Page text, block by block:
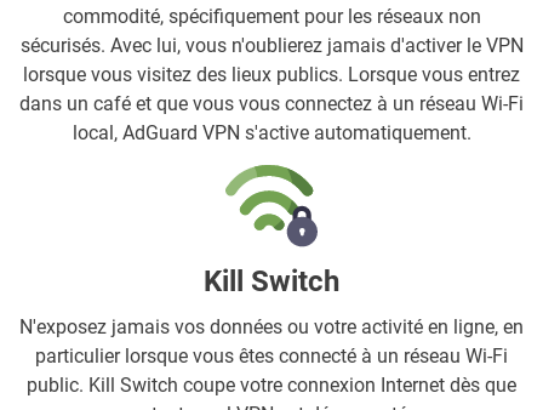
commodité, spécifiquement pour les réseaux non
sécurisés. Avec lui, vous n'oublierez jamais d'activer le VPN
lorsque vous visitez des lieux publics. Lorsque vous entrez
dans un café et que vous vous connectez à un réseau Wi-Fi
local, AdGuard VPN s'active automatiquement.
Kill Switch
N'exposez jamais vos données ou votre activité en ligne, en
particulier lorsque vous êtes connecté à un réseau Wi-Fi
public. Kill Switch coupe votre connexion Internet dès que